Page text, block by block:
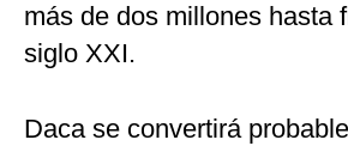
más de dos millones hasta
siglo XXI.
Daca se convertirá